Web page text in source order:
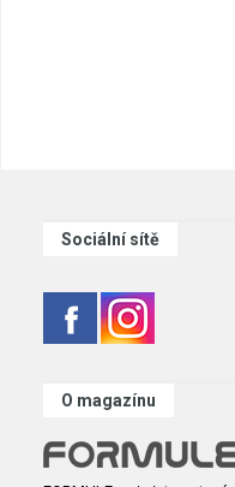
Sociální sítě
O magazínu